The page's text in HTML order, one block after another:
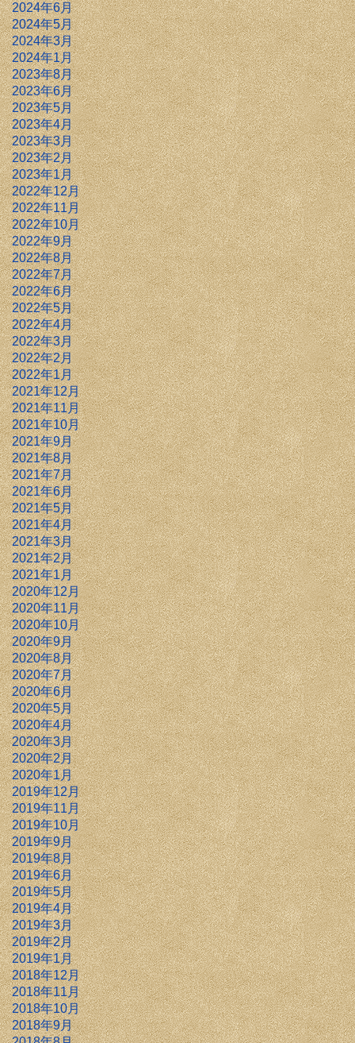
2024年6月
2024年5月
2024年3月
2024年1月
2023年8月
2023年6月
2023年5月
2023年4月
2023年3月
2023年2月
2023年1月
2022年12月
2022年11月
2022年10月
2022年9月
2022年8月
2022年7月
2022年6月
2022年5月
2022年4月
2022年3月
2022年2月
2022年1月
2021年12月
2021年11月
2021年10月
2021年9月
2021年8月
2021年7月
2021年6月
2021年5月
2021年4月
2021年3月
2021年2月
2021年1月
2020年12月
2020年11月
2020年10月
2020年9月
2020年8月
2020年7月
2020年6月
2020年5月
2020年4月
2020年3月
2020年2月
2020年1月
2019年12月
2019年11月
2019年10月
2019年9月
2019年8月
2019年6月
2019年5月
2019年4月
2019年3月
2019年2月
2019年1月
2018年12月
2018年11月
2018年10月
2018年9月